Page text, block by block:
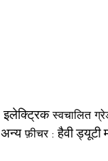
इलेक्ट्रिक स्वचालित
अन्य फ़ीचर : हैवी